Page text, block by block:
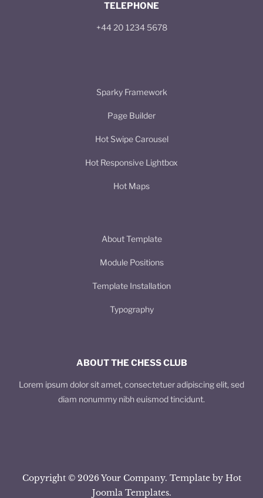
TELEPHONE
+44 20 1234 5678
Sparky Framework
Page Builder
Hot Swipe Carousel
Hot Responsive Lightbox
Hot Maps
About Template
Module Positions
Template Installation
Typography
ABOUT THE CHESS CLUB
Lorem ipsum dolor sit amet, consectetuer adipiscing elit, sed
diam nonummy nibh euismod tincidunt.
Copyright © 2026 Your Company. Template by Hot
Joomla Templates.